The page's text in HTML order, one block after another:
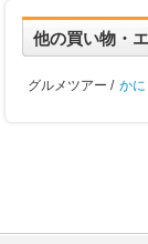
他の買い物・
グルメツアー / かに